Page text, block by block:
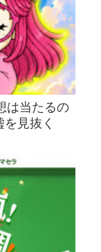
は当たるの
見抜く